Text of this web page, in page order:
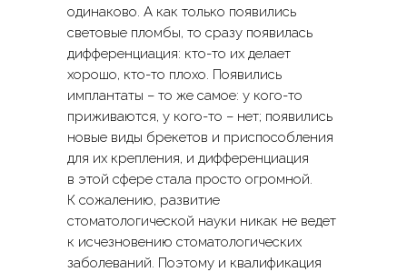
одинаково. А как только появились
световые пломбы, то сразу появилась
дифференциация: кто-то их делает
хорошо, кто-то плохо. Появились
имплантаты – то же самое: у кого-то
приживаются, у кого-то – нет; появились
новые виды брекетов и приспособления
для их крепления, и дифференциация
в этой сфере стала просто огромной.
К сожалению, развитие
стоматологической науки никак не ведет
к исчезновению стоматологических
заболеваний. Поэтому и квалификация